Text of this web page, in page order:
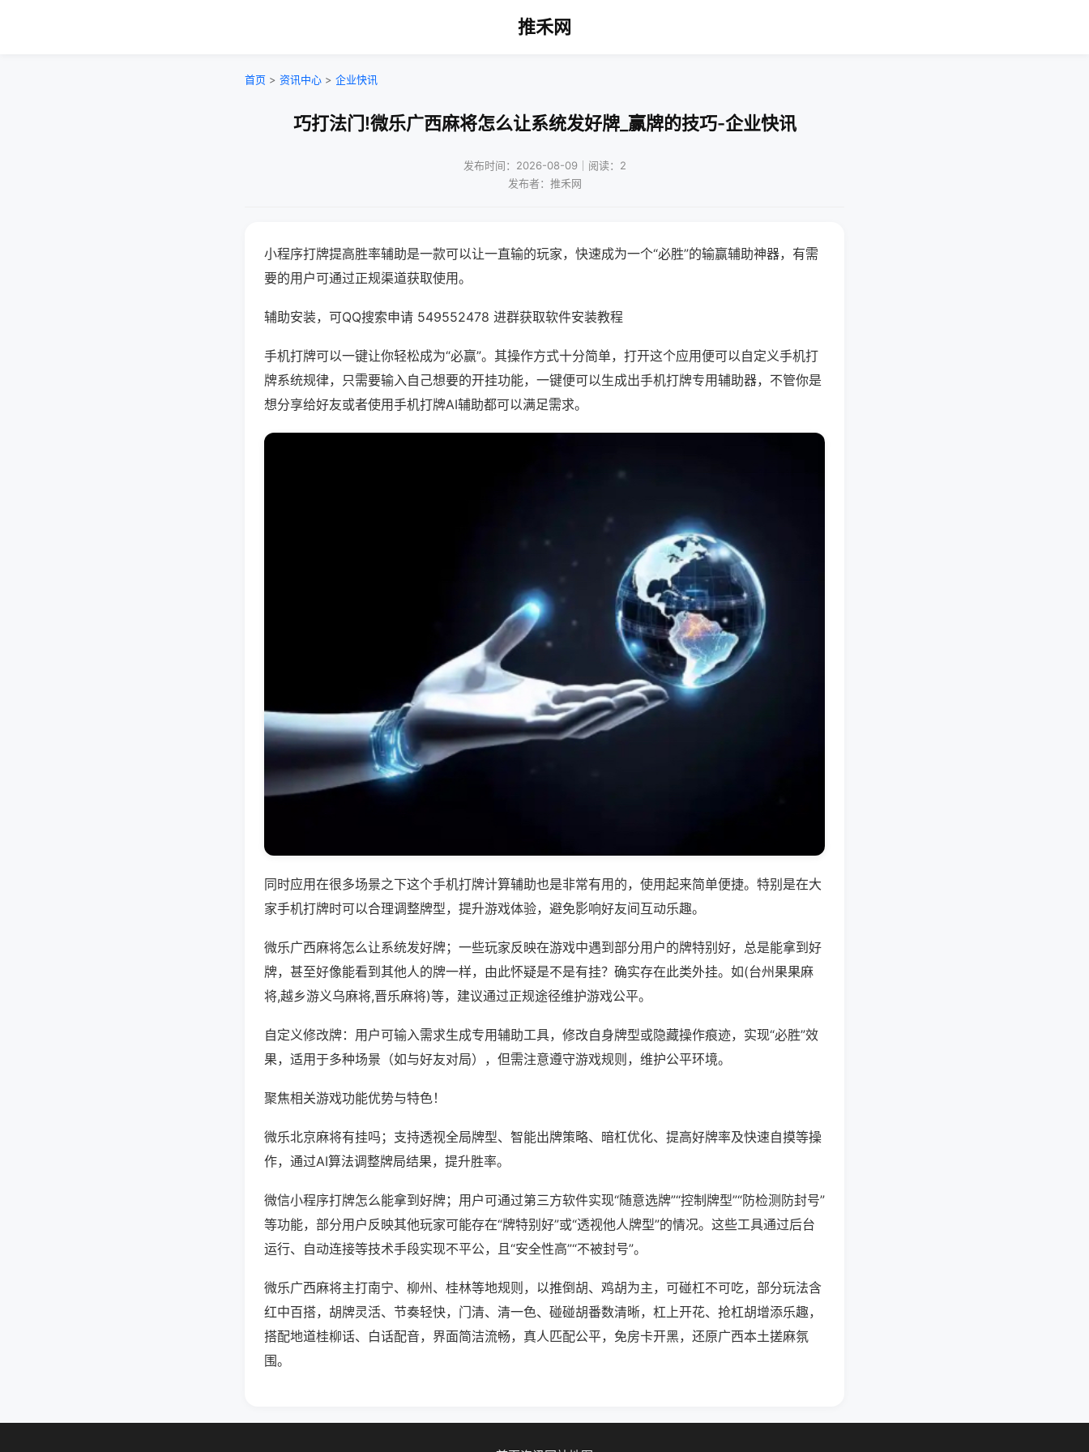
推禾网
首页 > 资讯中心 > 企业快讯
巧打法门!微乐广西麻将怎么让系统发好牌_赢牌的技巧-企业快讯
发布时间：2026-08-09｜阅读：2
发布者：推禾网
小程序打牌提高胜率辅助是一款可以让一直输的玩家，快速成为一个“必胜”的输赢辅助神器，有需
要的用户可通过正规渠道获取使用。
辅助安装，可QQ搜索申请 549552478 进群获取软件安装教程
手机打牌可以一键让你轻松成为“必赢”。其操作方式十分简单，打开这个应用便可以自定义手机打
牌系统规律，只需要输入自己想要的开挂功能，一键便可以生成出手机打牌专用辅助器，不管你是
想分享给好友或者使用手机打牌AI辅助都可以满足需求。
同时应用在很多场景之下这个手机打牌计算辅助也是非常有用的，使用起来简单便捷。特别是在大
家手机打牌时可以合理调整牌型，提升游戏体验，避免影响好友间互动乐趣。
微乐广西麻将怎么让系统发好牌；一些玩家反映在游戏中遇到部分用户的牌特别好，总是能拿到好
牌，甚至好像能看到其他人的牌一样，由此怀疑是不是有挂？确实存在此类外挂。如(台州果果麻
将,越乡游义乌麻将,晋乐麻将)等，建议通过正规途径维护游戏公平。
自定义修改牌：用户可输入需求生成专用辅助工具，修改自身牌型或隐藏操作痕迹，实现“必胜”效
果，适用于多种场景（如与好友对局），但需注意遵守游戏规则，维护公平环境。
聚焦相关游戏功能优势与特色！
微乐北京麻将有挂吗；支持透视全局牌型、智能出牌策略、暗杠优化、提高好牌率及快速自摸等操
作，通过AI算法调整牌局结果，提升胜率。
微信小程序打牌怎么能拿到好牌；用户可通过第三方软件实现“随意选牌”“控制牌型”“防检测防封号”
等功能，部分用户反映其他玩家可能存在“牌特别好”或“透视他人牌型”的情况。这些工具通过后台
运行、自动连接等技术手段实现不平公，且“安全性高”“不被封号”。
微乐广西麻将主打南宁、柳州、桂林等地规则，以推倒胡、鸡胡为主，可碰杠不可吃，部分玩法含
红中百搭，胡牌灵活、节奏轻快，门清、清一色、碰碰胡番数清晰，杠上开花、抢杠胡增添乐趣，
搭配地道桂柳话、白话配音，界面简洁流畅，真人匹配公平，免房卡开黑，还原广西本土搓麻氛
围。